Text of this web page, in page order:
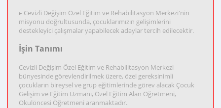
▸ Cevizli Değişim Özel Eğitim ve Rehabilitasyon Merkezi'nin
misyonu doğrultusunda, çocuklarımızın gelişimlerini
destekleyici çalışmalar yapabilecek adaylar tercih edilecektir.
İşin Tanımı
Cevizli Değişim Özel Eğitim ve Rehabilitasyon Merkezi
bünyesinde görevlendirilmek üzere, özel gereksinimli
çocukların bireysel ve grup eğitimlerinde görev alacak Çocuk
Gelişim ve Eğitim Uzmanı, Özel Eğitim Alan Öğretmeni,
Okulöncesi Öğretmeni aranmaktadır.